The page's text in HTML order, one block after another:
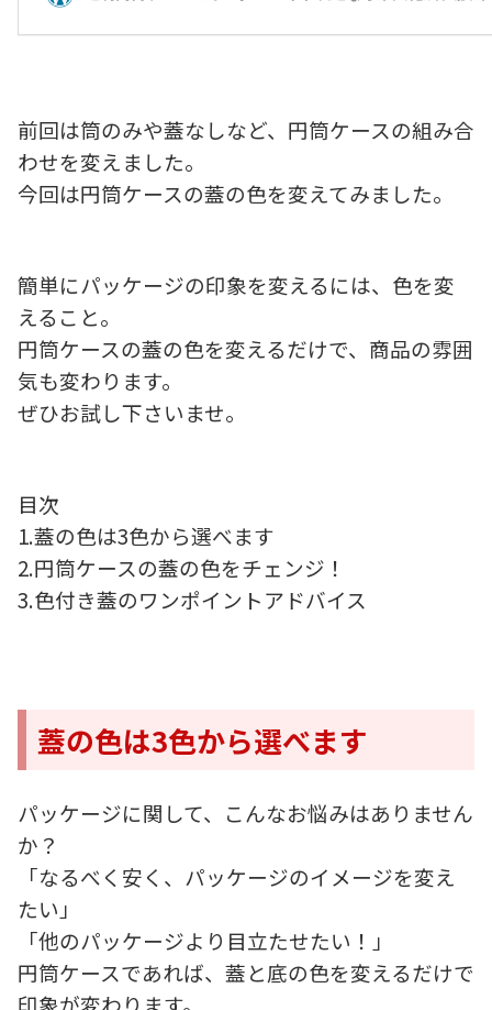
前回は筒のみや蓋なしなど、円筒ケースの組み合
わせを変えました。
今回は円筒ケースの蓋の色を変えてみました。
簡単にパッケージの印象を変えるには、色を変
えること。
円筒ケースの蓋の色を変えるだけで、商品の雰囲
気も変わります。
ぜひお試し下さいませ。
目次
1.蓋の色は3色から選べます
2.円筒ケースの蓋の色をチェンジ！
3.色付き蓋のワンポイントアドバイス
蓋の色は3色から選べます
パッケージに関して、こんなお悩みはありません
か？
「なるべく安く、パッケージのイメージを変え
たい」
「他のパッケージより目立たせたい！」
円筒ケースであれば、蓋と底の色を変えるだけで